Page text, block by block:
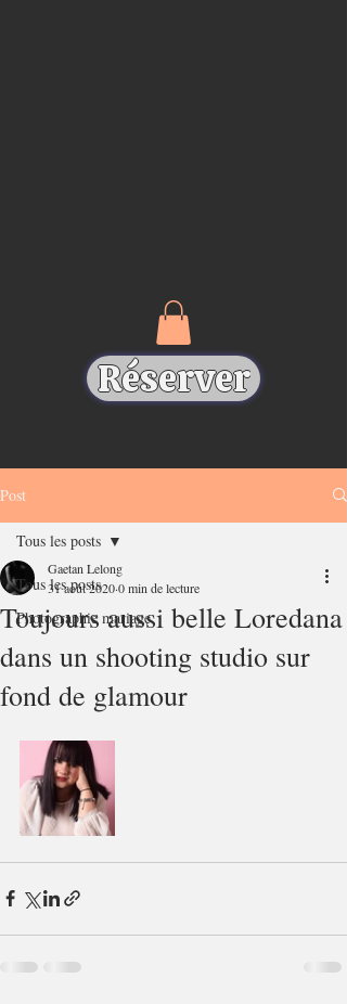
Réserver
Post
Tous les posts
Photographie mariage
Tous les posts
Toujours aussi belle Loredana
dans un shooting studio sur
fond de glamour
Gaetan Lelong
31 août 20200 min de lecture